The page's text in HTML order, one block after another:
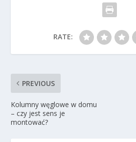
RATE:
PREVIOUS
Kolumny węglowe w domu
– czy jest sens je
montować?